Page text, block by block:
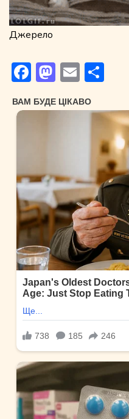
Джерело
Facebook
Mastodon
Email